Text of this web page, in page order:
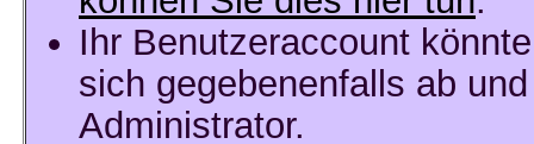
Ihr Benutzeraccount
sich gegebenenfalls ab
Administrator.